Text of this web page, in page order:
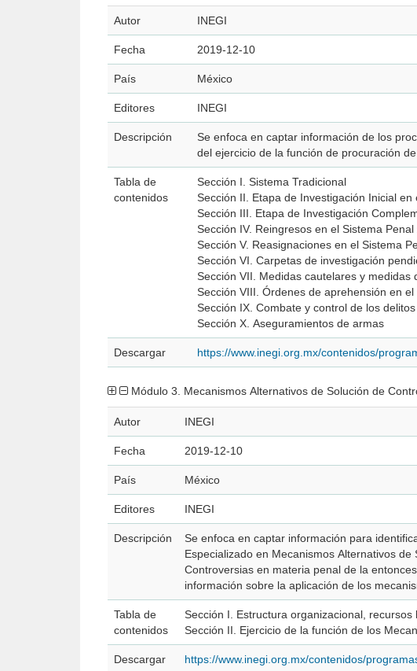
Autor INEGI
Fecha 2019-12-10
País México
Editores INEGI
Descripción
Se enfoca en captar información de los
del ejercicio de la función de procuración de
Tabla de
contenidos
Sección I. Sistema Tradicional
Sección II. Etapa de Investigación Inicial
Sección III. Etapa de Investigación
Sección IV. Reingresos en el Sistema
Sección V. Reasignaciones en el Sistema
Sección VI. Carpetas de investigación
Sección VII. Medidas cautelares y
Sección VIII. Órdenes de aprehensión en
Sección IX. Combate y control de los
Sección X. Aseguramientos de armas
Descargar https://www.inegi.org.mx/contenidos/
Módulo 3. Mecanismos Alternativos de Solución de
Autor INEGI
Fecha 2019-12-10
País México
Editores INEGI
Descripción
Se enfoca en captar información para
Especializado en Mecanismos Alternativos de
Controversias en materia penal de la
información sobre la aplicación de los
Tabla de
contenidos
Sección I. Estructura organizacional,
Sección II. Ejercicio de la función de los
Descargar https://www.inegi.org.mx/contenidos/